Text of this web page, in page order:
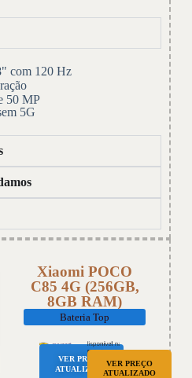
com 120 Hz
50 MP
5G
Xiaomi POCO
C85 4G (256GB,
8GB RAM)
Bateria Top
VER PREÇO
ATUALIZADO
VER PREÇO
ATUALIZADO